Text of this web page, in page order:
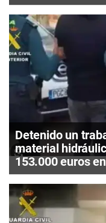
Detenido un
material
153.000 euros